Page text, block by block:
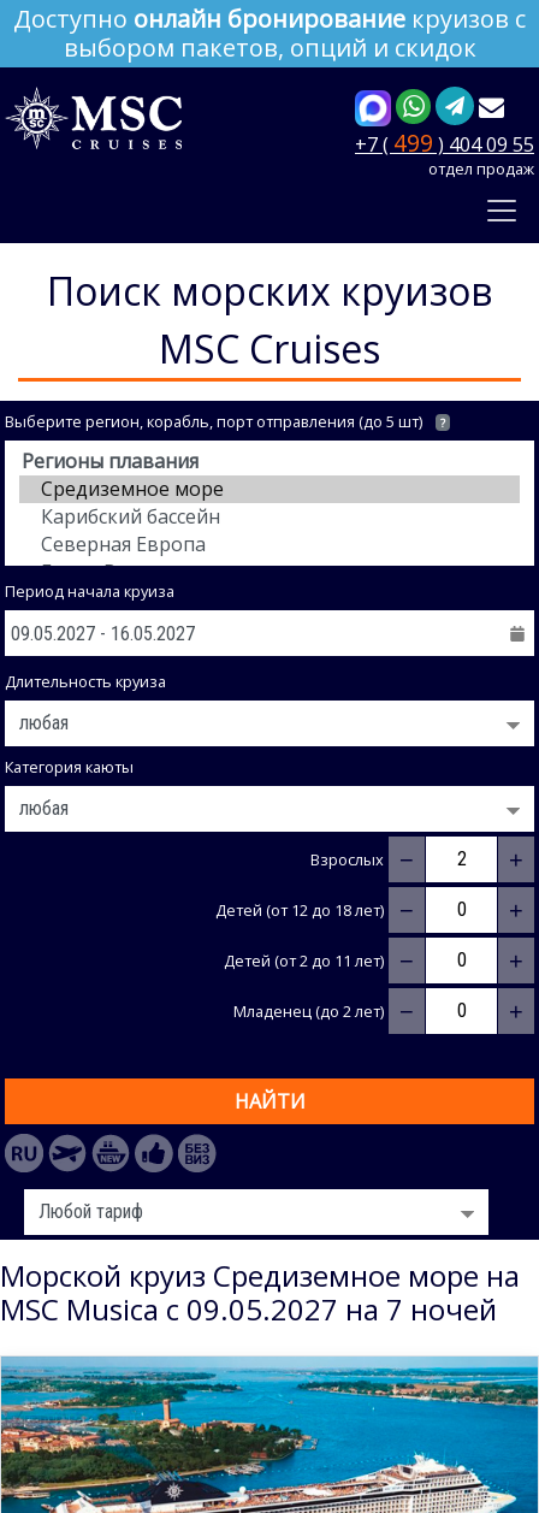
Доступно онлайн бронирование круизов с
выбором пакетов, опций и скидок
+7 ( 499 ) 404 09 55
отдел продаж
Поиск морских круизов
MSC Cruises
Выберите регион, корабль, порт отправления (до 5 шт) ?
Период начала круиза
Длительность круиза
Категория каюты
Взрослых − +
Детей (от 12 до 18 лет) − +
Детей (от 2 до 11 лет) − +
Младенец (до 2 лет) − +
НАЙТИ
Морской круиз Средиземное море на
MSC Musica с 09.05.2027 на 7 ночей